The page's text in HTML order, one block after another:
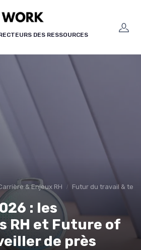
DES RESSOURCES
& Enjeux RH Futur du travail &
: les
RH et Future of
de près
cookies